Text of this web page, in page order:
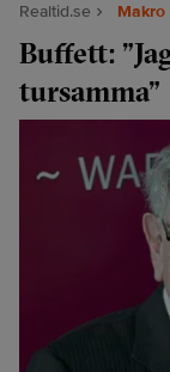
Realtid.se Makro
Buffett:
tursamma”